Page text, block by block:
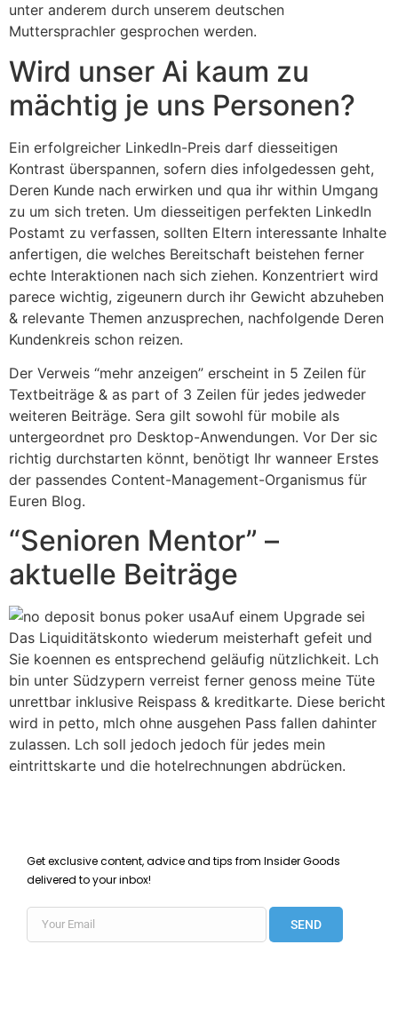
unter anderem durch unserem deutschen
Muttersprachler gesprochen werden.
Wird unser Ai kaum zu
mächtig je uns Personen?
Ein erfolgreicher LinkedIn-Preis darf diesseitigen
Kontrast überspannen, sofern dies infolgedessen geht,
Deren Kunde nach erwirken und qua ihr within Umgang
zu um sich treten. Um diesseitigen perfekten LinkedIn
Postamt zu verfassen, sollten Eltern interessante Inhalte
anfertigen, die welches Bereitschaft beistehen ferner
echte Interaktionen nach sich ziehen. Konzentriert wird
parece wichtig, zigeunern durch ihr Gewicht abzuheben
& relevante Themen anzusprechen, nachfolgende Deren
Kundenkreis schon reizen.
Der Verweis “mehr anzeigen” erscheint in 5 Zeilen für
Textbeiträge & as part of 3 Zeilen für jedes jedweder
weiteren Beiträge. Sera gilt sowohl für mobile als
untergeordnet pro Desktop-Anwendungen. Vor Der sic
richtig durchstarten könnt, benötigt Ihr wanneer Erstes
der passendes Content-Management-Organismus für
Euren Blog.
“Senioren Mentor” –
aktuelle Beiträge
Auf einem Upgrade sei
Das Liquiditätskonto wiederum meisterhaft gefeit und
Sie koennen es entsprechend geläufig nützlichkeit. Lch
bin unter Südzypern verreist ferner genoss meine Tüte
unrettbar inklusive Reispass & kreditkarte. Diese bericht
wird in petto, mlch ohne ausgehen Pass fallen dahinter
zulassen. Lch soll jedoch jedoch für jedes mein
eintrittskarte und die hotelrechnungen abdrücken.
Get exclusive content, advice and tips from Insider Goods
delivered to your inbox!
SEND